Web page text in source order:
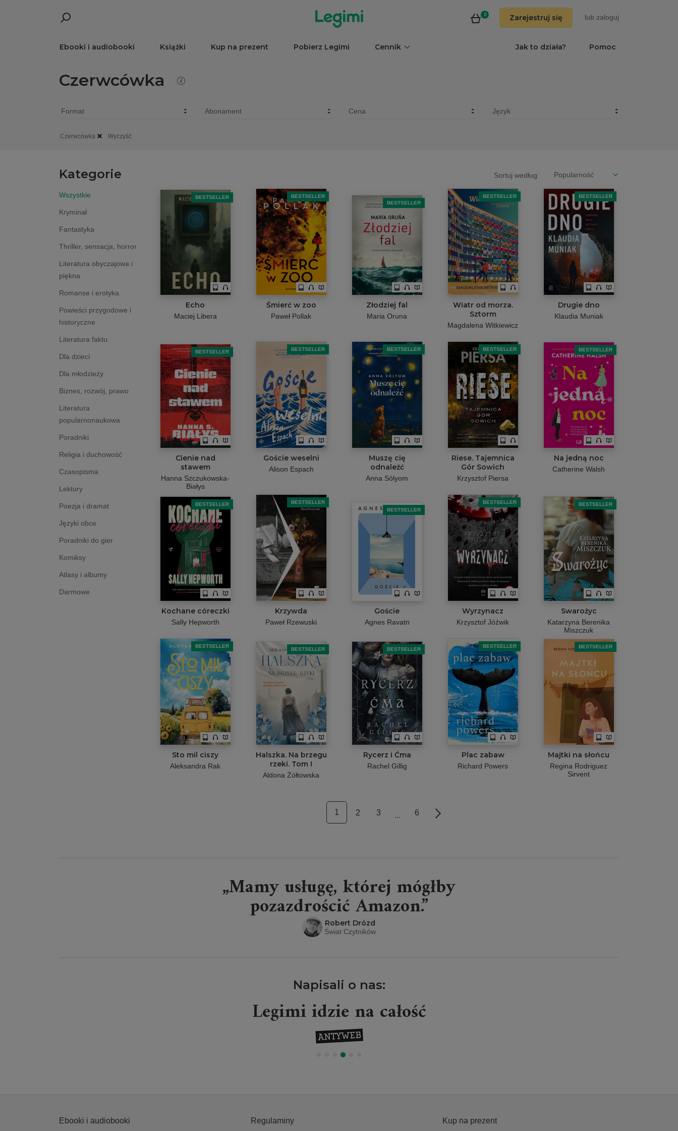
0 Zarejestruj się lub zaloguj
Ebooki i audiobooki Książki Kup na prezent Pobierz Legimi Cennik Pomoc
Jak to działa?
Czerwcówka
Czerwcówka Wyczyść
Kategorie
Wszystkie
Kryminał
Fantastyka
Thriller, sensacja, horror
Literatura obyczajowa i
piękna
Romanse i erotyka
Powieści przygodowe i
historyczne
Literatura faktu
Dla dzieci
Dla młodzieży
Biznes, rozwój, prawo
Literatura
popularnonaukowa
Poradniki
Religia i duchowość
Czasopisma
Lektury
Poezja i dramat
Języki obce
Poradniki do gier
Komiksy
Atlasy i albumy
Darmowe
Sortuj według:
BESTSELLER
Echo
Maciej Libera
BESTSELLER
Śmierć w zoo
Paweł Pollak
BESTSELLER
Złodziej fal
Maria Oruna
BESTSELLER
Wiatr od morza.
Sztorm
Magdalena Witkiewicz
BESTSELLER
Drugie dno
Klaudia Muniak
BESTSELLER
Cienie nad
stawem
Hanna Szczukowska-
Białys
BESTSELLER
Goście weselni
Alison Espach
BESTSELLER
Muszę cię
odnaleźć
Anna Sólyom
BESTSELLER
Riese. Tajemnica
Gór Sowich
Krzysztof Piersa
BESTSELLER
Na jedną noc
Catherine Walsh
BESTSELLER
Kochane córeczki
Sally Hepworth
BESTSELLER
Krzywda
Paweł Rzewuski
BESTSELLER
Goście
Agnes Ravatn
BESTSELLER
Wyrzynacz
Krzysztof Jóźwik
BESTSELLER
Swarożyc
Katarzyna Berenika
Miszczuk
BESTSELLER
Sto mil ciszy
Aleksandra Rak
BESTSELLER
Halszka. Na brzegu
rzeki. Tom I
Aldona Żółtowska
BESTSELLER
Rycerz i Ćma
Rachel Gillig
BESTSELLER
Plac zabaw
Richard Powers
BESTSELLER
Majtki na słońcu
Regina Rodriguez
Sirvent
1 2 3 ... 6 Next
„Mamy usługę, której mógłby
pozazdrościć Amazon.”
Robert Drózd
Świat Czytników
Napisali o nas:
Legimi idzie na całość
Ebooki i audiobooki Regulaminy Kup na prezent